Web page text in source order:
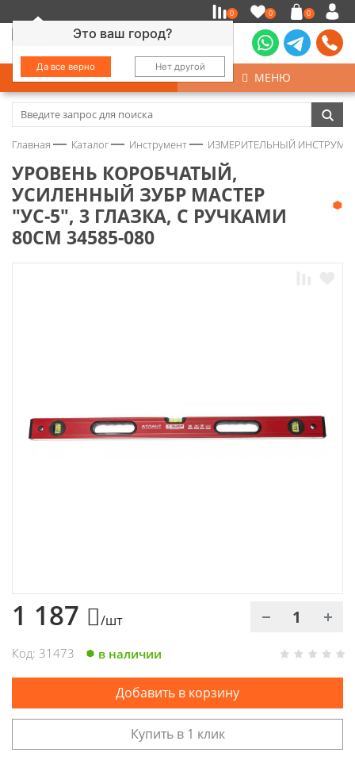
Это ваш город?
Да все верно Нет другой
0 0 0
КАТАЛОГ МЕНЮ
Замочно-скобяные изделия
Колеса
Крепёж
Электроды и проволока
Главная Каталог Инструмент ИЗМЕРИТЕЛЬНЫЙ
УРОВЕНЬ КОРОБЧАТЫЙ,
УСИЛЕННЫЙ ЗУБР МАСТЕР
"УС-5", 3 ГЛАЗКА, С РУЧКАМИ
80СМ 34585-080
1 187 /шт
Код: 31473 в наличии
Добавить в корзину
Купить в 1 клик